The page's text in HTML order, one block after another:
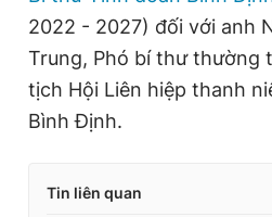
2022 - 2027) đối với anh
Trung, Phó bí thư thường
tịch Hội Liên hiệp thanh
Bình Định.
Tin liên quan